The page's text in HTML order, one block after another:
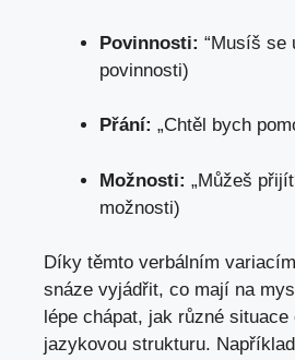
Povinnosti: ⁤“Musíš se
povinnosti)
Přání: „Chtěl bych
Možnosti: „Můžeš
⁢možnosti)
Díky těmto verbálním
snáze vyjádřit, co mají⁣ na
lépe chápat, jak různé​
jazykovou ⁤strukturu.⁢